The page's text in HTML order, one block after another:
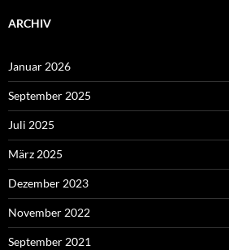
ARCHIV
Januar 2026
September 2025
Juli 2025
März 2025
Dezember 2023
November 2022
September 2021